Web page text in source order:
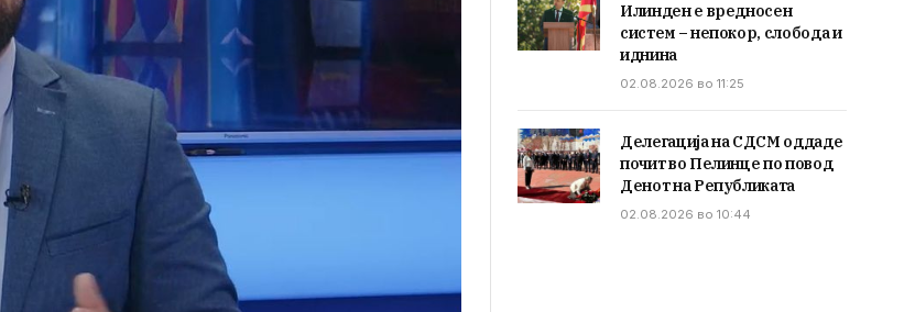
Илинден е вредносен
систем – непокор, слобода и
иднина
02.08.2026 во 11:25
Делегација на СДСМ оддаде
почит во Пелинце по повод
Денот на Републиката
02.08.2026 во 10:44